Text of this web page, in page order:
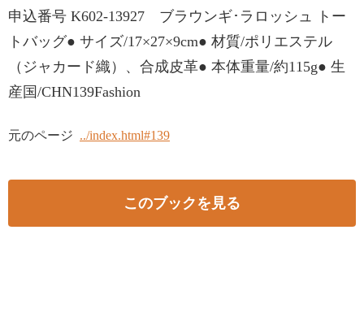
申込番号 K602-13927 ブラウンギ･ラロッシュ トー
トバッグ● サイズ/17×27×9cm● 材質/ポリエステル
（ジャカード織）、合成皮革● 本体重量/約115g● 生
産国/CHN139Fashion
元のページ ../index.html#139
このブックを見る